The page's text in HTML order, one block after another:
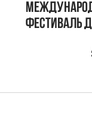
фестиваль